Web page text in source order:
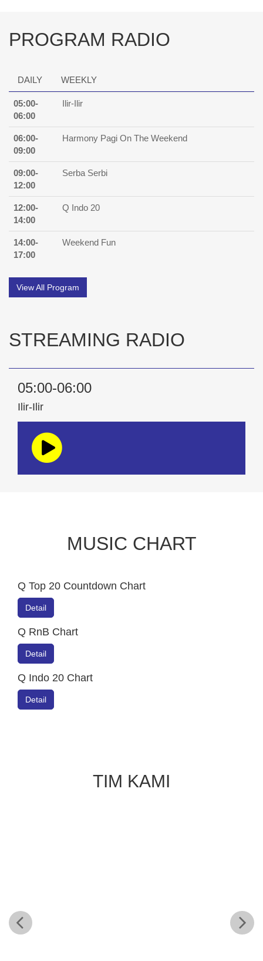
PROGRAM RADIO
DAILY WEEKLY
05:00-
06:00
Ilir-Ilir
06:00-
09:00
Harmony Pagi On The Weekend
09:00-
12:00
Serba Serbi
12:00-
14:00
Q Indo 20
14:00-
17:00
Weekend Fun
View All Program
STREAMING RADIO
05:00-06:00
Ilir-Ilir
MUSIC CHART
Q Top 20 Countdown Chart
Detail
Q RnB Chart
Detail
Q Indo 20 Chart
Detail
TIM KAMI